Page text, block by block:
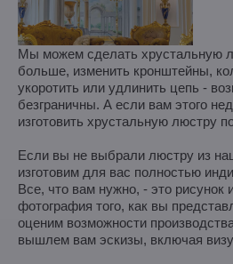
Мы можем сделать хрустальную
больше, изменить кронштейны,
укоротить или удлинить цепь -
безграничны. А если вам этого
изготовить хрустальную люстру
Если вы не выбрали люстру из
изготовим для вас полностью
Все, что вам нужно, - это рисунок
фотография того, как вы
оценим возможности
вышлем вам эскизы, включая